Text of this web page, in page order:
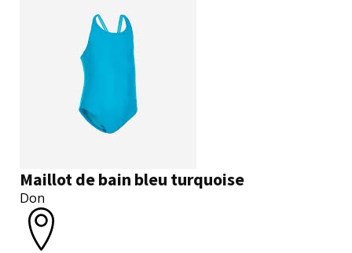
Maillot de bain bleu turquoise
Don